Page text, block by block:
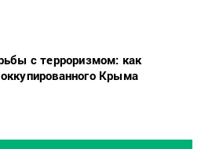
с терроризмом: как
Крыма